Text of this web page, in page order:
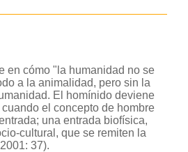
en cómo "la humanidad no se
a la animalidad, pero sin la
El homínido deviene
el concepto de hombre
una entrada biofísica,
cultural, que se remiten la
37).